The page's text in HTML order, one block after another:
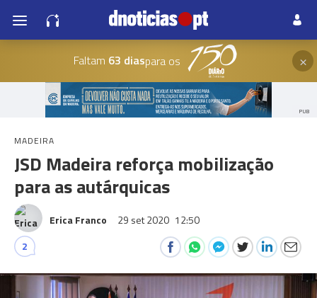
Faltam 63 diaspara os ×
PUB
MADEIRA
JSD Madeira reforça mobilização
para as autárquicas
Erica Franco 29 set 2020 12:50
2